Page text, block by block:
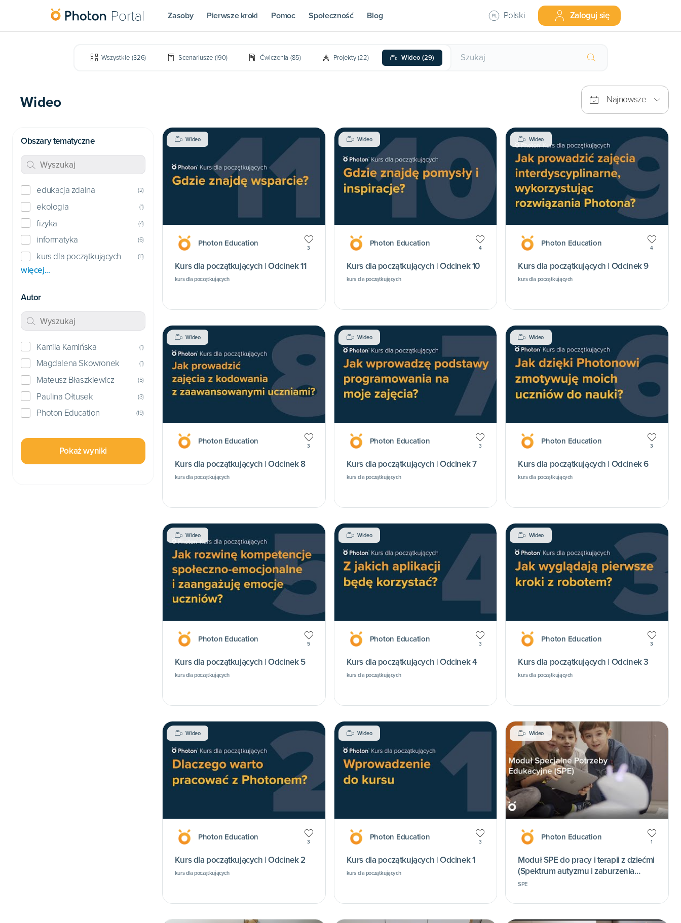
Zasoby Pierwsze kroki Pomoc Społeczność Blog Polski Zaloguj się
Wszystkie (326) Scenariusze (190) Ćwiczenia (85) Projekty (22) Wideo (29)
Wideo Najnowsze
Obszary tematyczne
edukacja zdalna (2)
ekologia (1)
fizyka (4)
informatyka (6)
kurs dla początkujących (11)
więcej...
Autor
Kamila Kamińska (1)
Magdalena Skowronek (1)
Mateusz Błaszkiewicz (5)
Paulina Ołtusek (3)
Photon Education (19)
Pokaż wyniki
Wideo
Photon Education
3
Kurs dla początkujących | Odcinek 11
kurs dla początkujących
Wideo
Photon Education
4
Kurs dla początkujących | Odcinek 10
kurs dla początkujących
Wideo
Photon Education
4
Kurs dla początkujących | Odcinek 9
kurs dla początkujących
Wideo
Photon Education
3
Kurs dla początkujących | Odcinek 8
kurs dla początkujących
Wideo
Photon Education
3
Kurs dla początkujących | Odcinek 7
kurs dla początkujących
Wideo
Photon Education
3
Kurs dla początkujących | Odcinek 6
kurs dla początkujących
Wideo
Photon Education
5
Kurs dla początkujących | Odcinek 5
kurs dla początkujących
Wideo
Photon Education
3
Kurs dla początkujących | Odcinek 4
kurs dla początkujących
Wideo
Photon Education
3
Kurs dla początkujących | Odcinek 3
kurs dla początkujących
Wideo
Photon Education
3
Kurs dla początkujących | Odcinek 2
kurs dla początkujących
Wideo
Photon Education
3
Kurs dla początkujących | Odcinek 1
kurs dla początkujących
Wideo
Photon Education
1
Moduł SPE do pracy i terapii z dziećmi
(Spektrum autyzmu i zaburzenia
emocjonalne)
SPE